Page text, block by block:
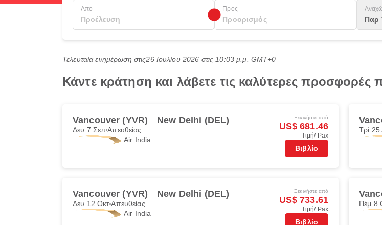
Από Προς
Παρ
Τελευταία ενημέρωση στις26 Ιουλίου 2026 στις 10:03 μ.μ. GMT+0
Κάντε κράτηση και λάβετε τις καλύτερες
Vancouver (YVR) New Delhi (DEL)
Δευ 7 ΣεπΑπευθείας
Air India
Ξεκινήστε από
US$ 681.46
Τιμή/ Pax
Βιβλίο
Τρί 25
Vancouver (YVR) New Delhi (DEL)
Δευ 12 ΟκτΑπευθείας
Air India
Ξεκινήστε από
US$ 733.61
Τιμή/ Pax
Βιβλίο
Πέμ 8